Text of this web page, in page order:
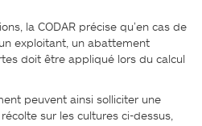
la CODAR précise qu’en cas de
exploitant, un abattement
doit être appliqué lors du calcul
peuvent ainsi solliciter une
sur les cultures ci-dessus,